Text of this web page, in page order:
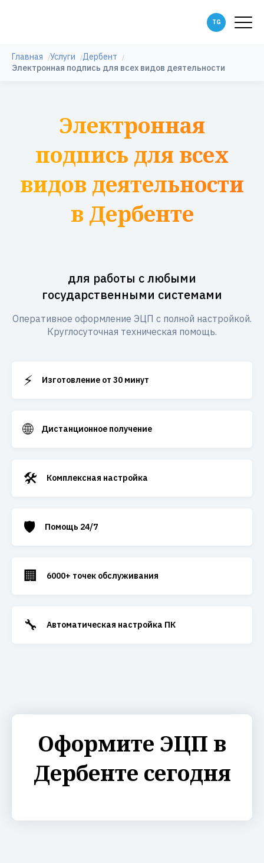
Главная Услуги
Дербент
Электронная подпись для всех видов деятельности
Электронная
подпись для всех
видов деятельности
в Дербенте
для работы с любыми
государственными системами
Оперативное оформление ЭЦП с полной настройкой.
Круглосуточная техническая помощь.
⚡ Изготовление от 30 минут
🌐 Дистанционное получение
🛠️ Комплексная настройка
🛡️ Помощь 24/7
🏢 6000+ точек обслуживания
🔧 Автоматическая настройка ПК
Оформите ЭЦП в
Дербенте сегодня